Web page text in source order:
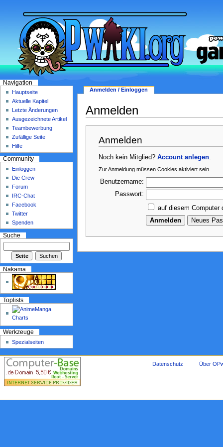
Anmelden
Anmelden
Noch kein Mitglied?Account anlegen
Zur Anmeldung müssen Cookies aktiviert sein.
Benutzername:
Passwort:
auf diesem Computer
Anmelden / Einloggen
Navigation
Hauptseite
Aktuelle Kapitel
Letzte Änderungen
Ausgezeichnete Artikel
Teambewerbung
Zufällige Seite
Hilfe
Community
Einloggen
Die Crew
Forum
IRC-Chat
Facebook
Twitter
Spenden
Suche
Nakama
Toplists
Werkzeuge
Spezialseiten
Datenschutz Über